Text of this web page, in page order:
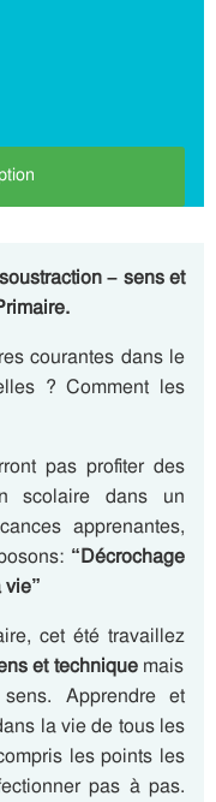
– sens et
courantes dans le
? Comment les
pas profiter des
scolaire dans un
apprenantes,
“Décrochage
cet été travaillez
et technique mais
Apprendre et
la vie de tous les
les points les
pas à pas.